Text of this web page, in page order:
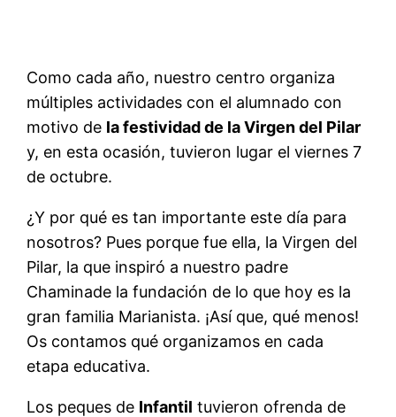
Como cada año, nuestro centro organiza
múltiples actividades con el alumnado con
motivo de la festividad de la Virgen del Pilar
y, en esta ocasión, tuvieron lugar el viernes 7
de octubre.
¿Y por qué es tan importante este día para
nosotros? Pues porque fue ella, la Virgen del
Pilar, la que inspiró a nuestro padre
Chaminade la fundación de lo que hoy es la
gran familia Marianista. ¡Así que, qué menos!
Os contamos qué organizamos en cada
etapa educativa.
Los peques de Infantil tuvieron ofrenda de